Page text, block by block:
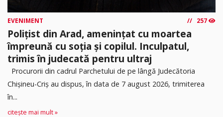
EVENIMENT 257
Polițist din Arad, amenințat cu moartea
împreună cu soția și copilul. Inculpatul,
trimis în judecată pentru ultraj
Procurorii din cadrul Parchetului de pe lângă Judecătoria
Chișineu-Criș au dispus, în data de 7 august 2026, trimiterea
în...
citește mai mult »